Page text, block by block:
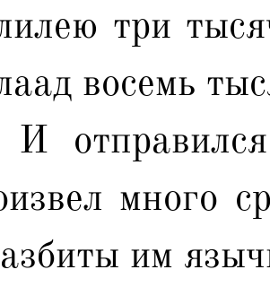
три
восемь
И
много
им